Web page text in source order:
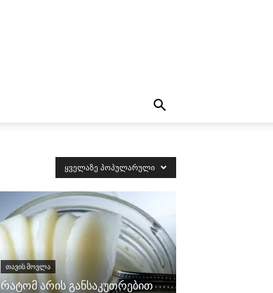
ᲧᲕᲔᲚᲐᲖᲔ ᲞᲝᲞᲣᲚᲐᲠᲣᲚᲘ
ᲗᲐᲕᲘᲡ ᲛᲝᲕᲚᲐ
რატომ არის განსაკუთრებით